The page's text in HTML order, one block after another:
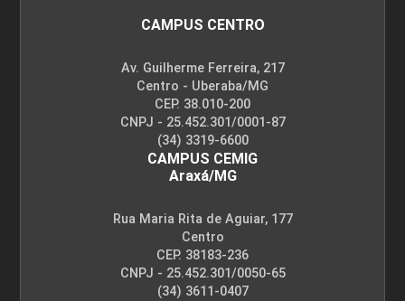
CAMPUS CENTRO
Av. Guilherme Ferreira, 217
Centro - Uberaba/MG
CEP. 38.010-200
CNPJ - 25.452.301/0001-87
(34) 3319-6600
CAMPUS CEMIG
Araxá/MG
Rua Maria Rita de Aguiar, 177
Centro
CEP. 38183-236
CNPJ - 25.452.301/0050-65
(34) 3611-0407